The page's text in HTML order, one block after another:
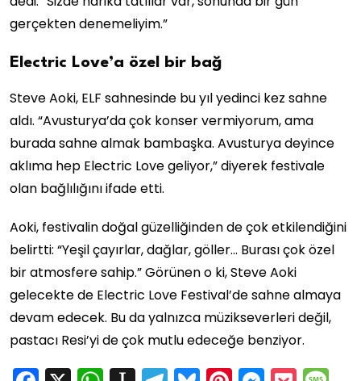
gerçekten denemeliyim.”
Electric Love’a özel bir bağ
Steve Aoki, ELF sahnesinde bu yıl yedinci kez sahne
aldı. “Avusturya’da çok konser vermiyorum, ama
burada sahne almak bambaşka. Avusturya deyince
aklıma hep Electric Love geliyor,” diyerek festivale
olan bağlılığını ifade etti.
Aoki, festivalin doğal güzelliğinden de çok etkilendiğini
belirtti: “Yeşil çayırlar, dağlar, göller… Burası çok özel
bir atmosfere sahip.” Görünen o ki, Steve Aoki
gelecekte de Electric Love Festival’de sahne almaya
devam edecek. Bu da yalnızca müzikseverleri değil,
pastacı Resi’yi de çok mutlu edeceğe benziyor.